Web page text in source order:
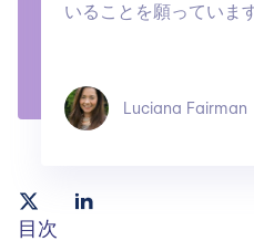
いることを願っています
Luciana Fairman
目次